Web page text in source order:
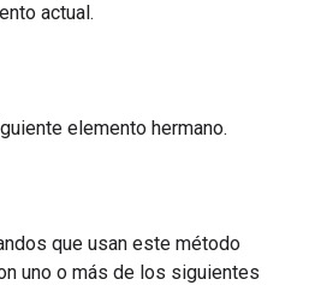
actual.
elemento hermano.
que usan este método
uno o más de los siguientes